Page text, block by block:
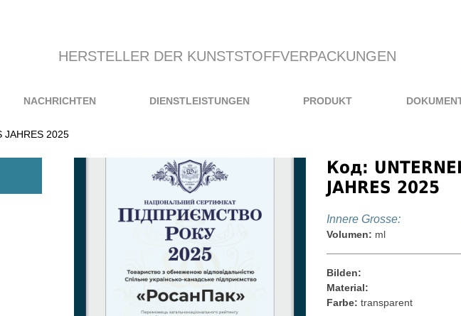
HERSTELLER DER KUNSTSTOFFVERPACKUNGEN
NACHRICHTEN DIENSTLEISTUNGEN PRODUKT
JAHRES 2025
Код:
JAHRES 2025
Іnnere Grosse:
Volumen: ml
Bilden:
Material:
Farbe: transparent